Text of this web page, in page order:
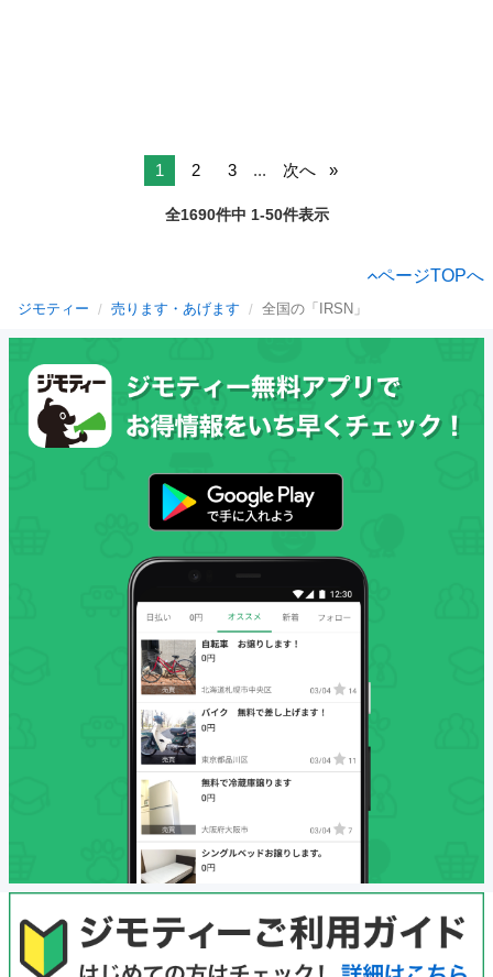
1 2 3 ... 次へ
全1690件中 1-50件表示
ページTOPへ
ジモティー 売ります・あげます 全国の「IRSN」